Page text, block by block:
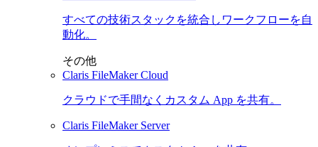
すべての技術スタックを統合しワークフローを自
動化。
その他
Claris FileMaker Cloud
クラウドで手間なくカスタム App を共有。
Claris FileMaker Server